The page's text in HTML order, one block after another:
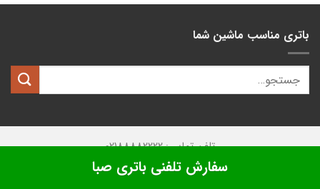
باتری مناسب ماشین شما
تلفن تماس: 02188882222
تمامی حقوق این وبسایت متعلق بهکیان باتری
سفارش تلفنی باتری صبا